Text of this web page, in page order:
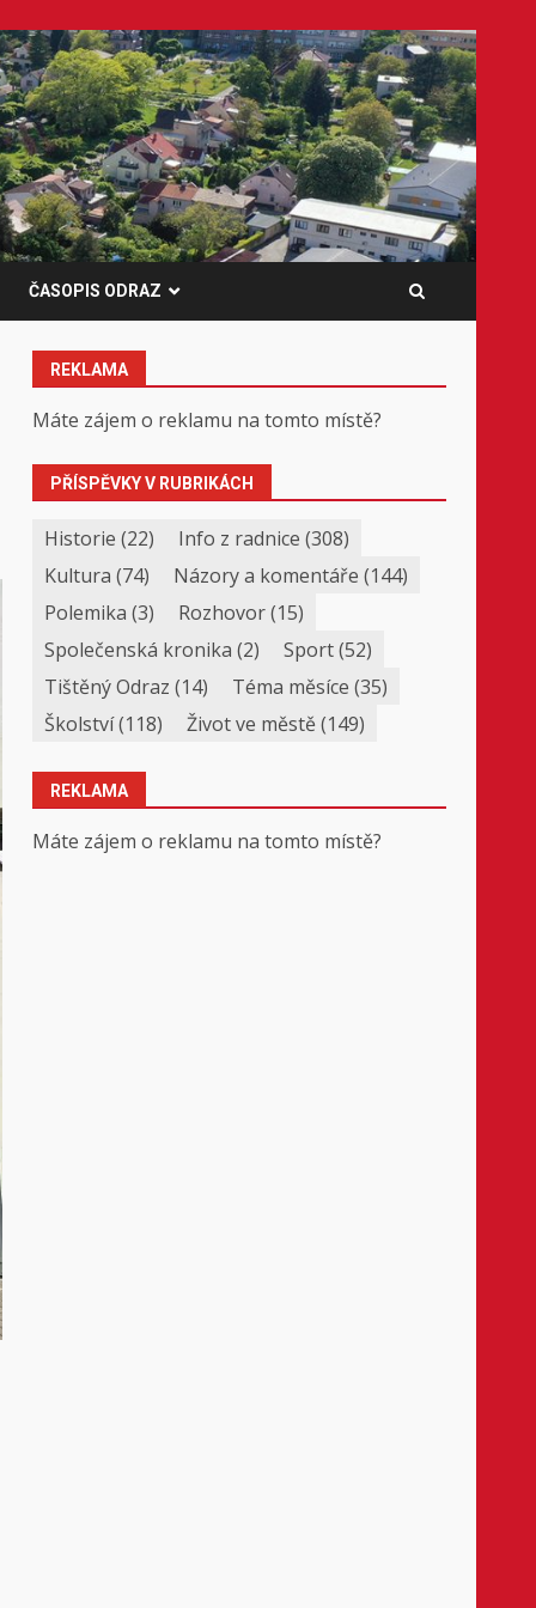
ČASOPIS ODRAZ
REKLAMA
Máte zájem o reklamu na tomto místě?
PŘÍSPĚVKY V RUBRIKÁCH
Historie (22) Info z radnice (308)
Kultura (74) Názory a komentáře (144)
Polemika (3) Rozhovor(15)
Společenská kronika (2) Sport(52)
Tištěný Odraz (14) Téma měsíce (35)
Školství(118) Život ve městě(149)
REKLAMA
Máte zájem o reklamu na tomto místě?